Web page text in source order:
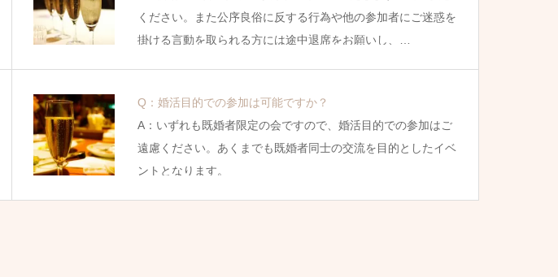
ください。また公序良俗に反する行為や他の参加者にご迷惑を
掛ける言動を取られる方には途中退席をお願いし、…
Q：婚活目的での参加は可能ですか？
A：いずれも既婚者限定の会ですので、婚活目的での参加はご
遠慮ください。あくまでも既婚者同士の交流を目的としたイベ
ントとなります。